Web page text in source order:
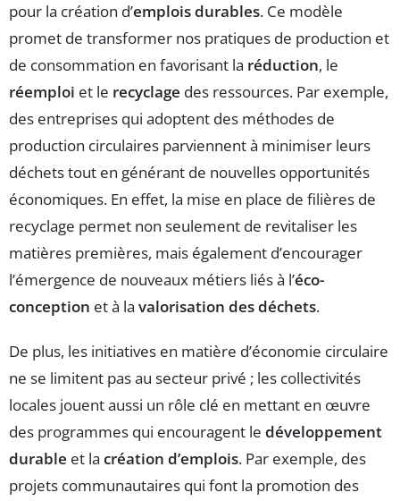
pour la création d’emplois durables. Ce modèle
promet de transformer nos pratiques de production et
de consommation en favorisant la réduction, le
réemploi et le recyclage des ressources. Par exemple,
des entreprises qui adoptent des méthodes de
production circulaires parviennent à minimiser leurs
déchets tout en générant de nouvelles opportunités
économiques. En effet, la mise en place de filières de
recyclage permet non seulement de revitaliser les
matières premières, mais également d’encourager
l’émergence de nouveaux métiers liés à l’éco-
conception et à la valorisation des déchets.
De plus, les initiatives en matière d’économie circulaire
ne se limitent pas au secteur privé ; les collectivités
locales jouent aussi un rôle clé en mettant en œuvre
des programmes qui encouragent le développement
durable et la création d’emplois. Par exemple, des
projets communautaires qui font la promotion des